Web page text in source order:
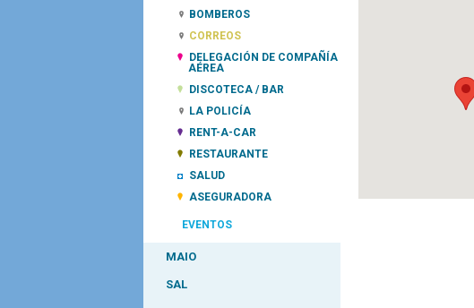
BOMBEROS
CORREOS
DELEGACIÓN DE COMPAÑÍA
AÉREA
DISCOTECA / BAR
LA POLICÍA
RENT-A-CAR
RESTAURANTE
SALUD
ASEGURADORA
EVENTOS
MAIO
SAL